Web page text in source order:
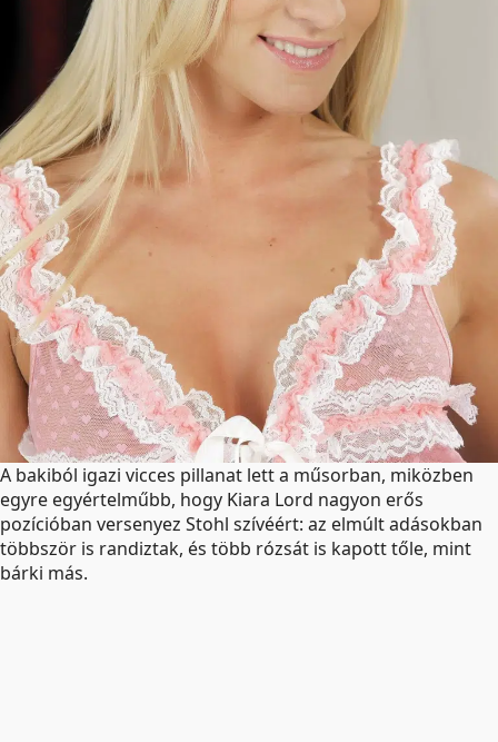
A bakiból igazi vicces pillanat lett a műsorban, miközben
egyre egyértelműbb, hogy Kiara Lord nagyon erős
pozícióban versenyez Stohl szívéért: az elmúlt adásokban
többször is randiztak, és több rózsát is kapott tőle, mint
bárki más.